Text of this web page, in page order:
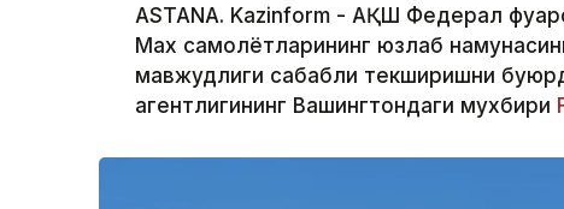
ASTANA. Kazinform - АҚШ Федерал
Max самолётларининг юзлаб
мавжудлиги сабабли текширишни
агентлигининг Вашингтондаги мухбири